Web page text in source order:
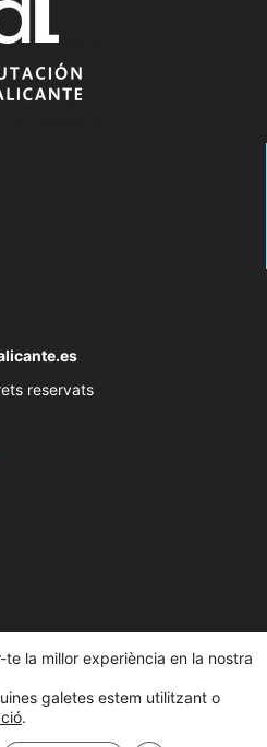
reservats
d'Informàtica de Diputació d'Alacant
la millor experiència en la nostra
galetes estem utilitzant o
.